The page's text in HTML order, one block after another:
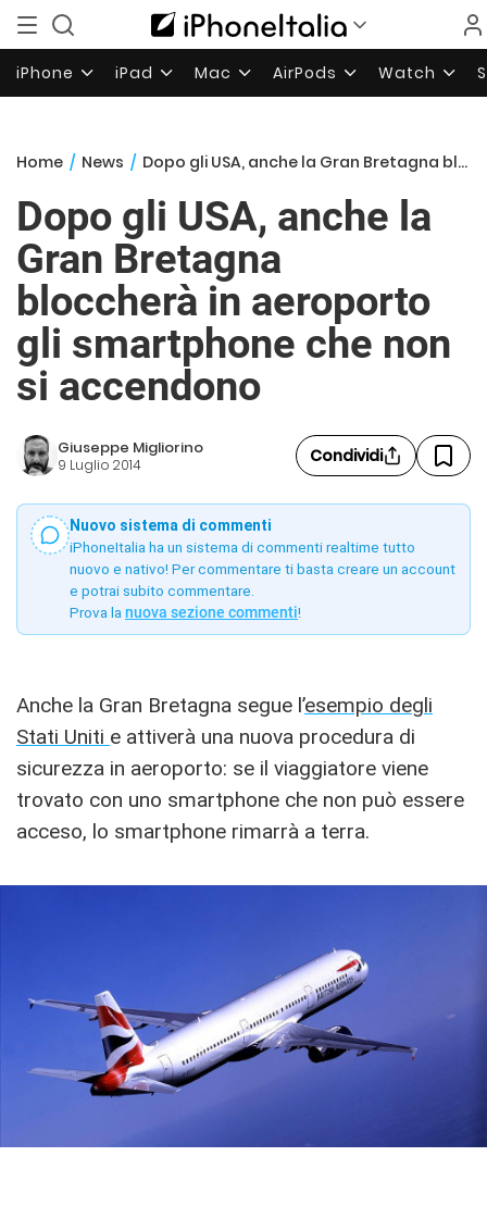
iPhone iPad Mac AirPods Watch
Home / News / Dopo gli USA, anche la Gran Bretagna bloccherà in aeroporto gli smartphone che non si accendono
Dopo gli USA, anche la
Gran Bretagna
bloccherà in aeroporto
gli smartphone che non
si accendono
Giuseppe Migliorino
9 Luglio 2014 Condividi
Nuovo sistema di commenti
iPhoneItalia ha un sistema di commenti realtime tutto
nuovo e nativo! Per commentare ti basta creare un account
e potrai subito commentare.
Prova la nuova sezione commenti!
Anche la Gran Bretagna segue l’esempio degli
Stati Uniti e attiverà una nuova procedura di
sicurezza in aeroporto: se il viaggiatore viene
trovato con uno smartphone che non può essere
acceso, lo smartphone rimarrà a terra.